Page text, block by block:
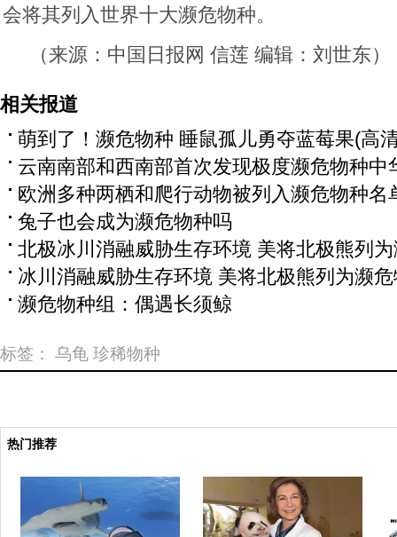
会将其列入世界十大濒危物种。
（来源：中国日报网 信莲 编辑：刘世东）
相关报道
萌到了！濒危物种 睡鼠孤儿勇夺蓝莓果(高
云南南部和西南部首次发现极度濒危物种中
欧洲多种两栖和爬行动物被列入濒危物种名
兔子也会成为濒危物种吗
北极冰川消融威胁生存环境 美将北极熊列
冰川消融威胁生存环境 美将北极熊列为濒
濒危物种组：偶遇长须鲸
标签： 乌龟 珍稀物种
热门推荐